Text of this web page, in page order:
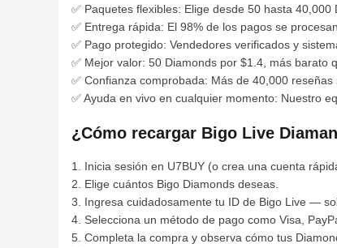
✅ Paquetes flexibles: Elige desde 50 hasta 40,000
✅ Entrega rápida: El 98% de los pagos se
✅ Pago protegido: Vendedores verificados y
✅ Mejor valor: 50 Diamonds por $1.4, más barato
✅ Confianza comprobada: Más de 40,000
✅ Ayuda en vivo en cualquier momento: Nuestro
¿Cómo recargar Bigo Live
1. Inicia sesión en U7BUY (o crea una cuenta
2. Elige cuántos Bigo Diamonds deseas.
3. Ingresa cuidadosamente tu ID de Bigo Live —
4. Selecciona un método de pago como Visa,
5. Completa la compra y observa cómo tus